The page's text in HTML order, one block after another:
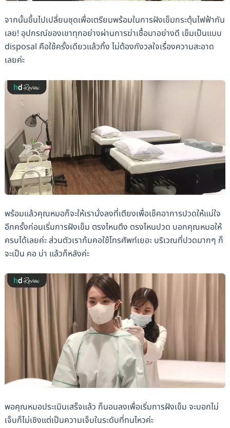
จากนั้นขึ้นไปเปลี่ยนชุดเพื่อเตรียมพร้อมในการฝังเข็มกระตุ้นไฟฟ้ากัน
เลย! อุปกรณ์ของเขาทุกอย่างผ่านการฆ่าเชื้อมาอย่างดี เข็มเป็นแบบ
disposal คือใช้ครั้งเดียวแล้วทิ้ง ไม่ต้องกังวลใจเรื่องความสะอาด
เลยค่ะ
พร้อมแล้วคุณหมอก็จะให้เรานั่งลงที่เตียงเพื่อเช็คอาการปวดให้แน่ใจ
อีกครั้งก่อนเริ่มการฝังเข็ม ตรงไหนตึง ตรงไหนปวด บอกคุณหมอให้
ครบได้เลยค่ะ ส่วนตัวเราก้มคอใช้โทรศัพท์เยอะ บริเวณที่ปวดมากๆ ก็
จะเป็น คอ บ่า แล้วก็หลังค่ะ
พอคุณหมอประเมินเสร็จแล้ว ก็นอนลงเพื่อเริ่มการฝังเข็ม จะบอกไม่
เจ็บก็ไม่เชิงแต่เป็นความเจ็บในระดับที่ทนไหวค่ะ